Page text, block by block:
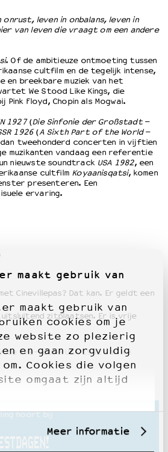
maakt gebruik van
maakt gebruik van
cookies om je
website zo plezierig
en gaan zorgvuldig
Cookies die volgen
omgaat zijn altijd
Meer informatie
leven in onbalans, leven in
van leven die vraagt om een andere
. Of de ambitieuze ontmoeting tussen
cultfilm en de tegelijk intense,
breekbare muziek van het
We Stood Like Kings, die
Floyd, Chopin als Mogwai.
1927(Die Sinfonie der Großstadt–
1926(A Sixth Part of the World–
tweehonderd concerten in vijftien
muzikanten vandaag een referentie
nieuwste soundtrack USA 1982, een
cultfilm Koyaanisqatsi, komen
presenteren. Een
ervaring.
Cinevillepas? Dat kan. Er geldt een
zitplaatsen. Er is vrije
live-score USA 1982 van We
hoort bij